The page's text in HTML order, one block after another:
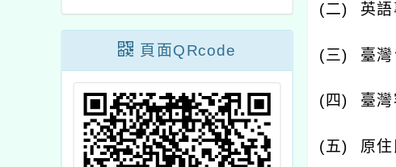
頁面QRcode
(二) 英
(三) 臺
( 四) 臺
(五) 原